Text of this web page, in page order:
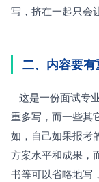
写，挤在一起只会
二、内容要有
重多写，而一些其
如，自己如果报考
方案水平和成果，
书等可以省略地写